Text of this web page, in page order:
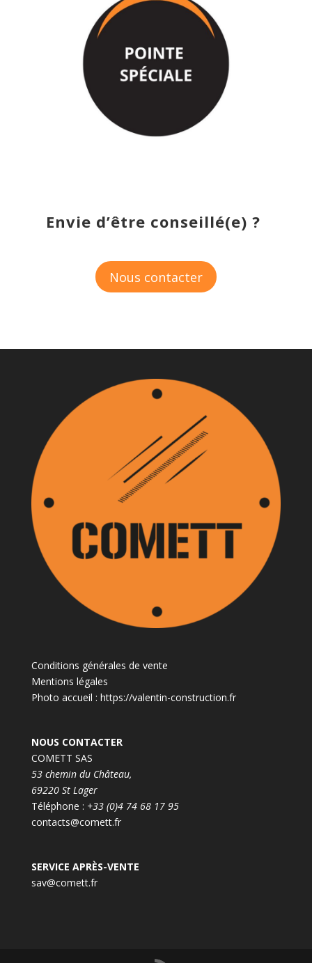
Envie d’être conseillé(e) ?
Nous contacter
Conditions générales de vente
Mentions légales
Photo accueil : https://valentin-construction.fr
NOUS CONTACTER
COMETT SAS
53 chemin du Château,
69220 St Lager
Téléphone : +33 (0)4 74 68 17 95
contacts@comett.fr
SERVICE APRÈS-VENTE
sav@comett.fr